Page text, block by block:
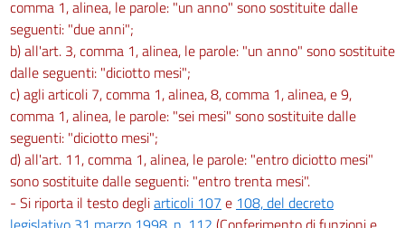
comma 1, alinea, le parole: "un anno" sono sostituite dalle
seguenti: "due anni";
b) all'art. 3, comma 1, alinea, le parole: "un anno" sono sostituite
dalle seguenti: "diciotto mesi";
c) agli articoli 7, comma 1, alinea, 8, comma 1, alinea, e 9,
comma 1, alinea, le parole: "sei mesi" sono sostituite dalle
seguenti: "diciotto mesi";
d) all'art. 11, comma 1, alinea, le parole: "entro diciotto mesi"
sono sostituite dalle seguenti: "entro trenta mesi".
- Si riporta il testo degliarticoli 107 e 108, del decreto